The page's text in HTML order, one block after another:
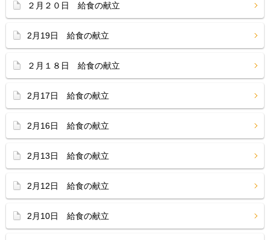
２月２０日 給食の献立
2月19日 給食の献立
２月１８日 給食の献立
2月17日 給食の献立
2月16日 給食の献立
2月13日 給食の献立
2月12日 給食の献立
2月10日 給食の献立